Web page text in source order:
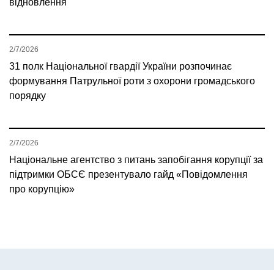
31 полк Національної гвардії України розпочинає
формування Патрульної роти з охорони громадського
порядку
2/7/2026
Національне агентство з питань запобігання корупції за
підтримки ОБСЄ презентувало гайд «Повідомлення
про корупцію»
2/7/2026